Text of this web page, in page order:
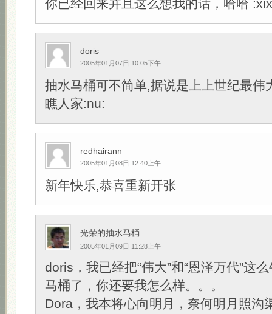
你已经回来并且这么想我的话，哈哈
doris
2005年01月07日 10:05下午
抽水马桶可不简单,据说是上上世纪最伟
瞧人家:nu:
redhairann
2005年01月08日 12:40上午
新年快乐,恭喜重新开张
光荣的抽水马桶
2005年01月09日 11:28上午
doris，我已经把“伟大”和“恩泽万代”这
马桶了，你还要我怎么样。。。
Dora，我本将心向明月，奈何明月照沟